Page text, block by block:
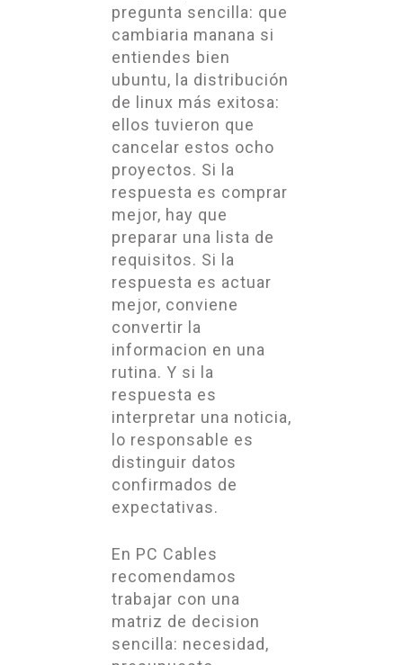
pregunta sencilla: que
cambiaria manana si
entiendes bien
ubuntu, la distribución
de linux más exitosa:
ellos tuvieron que
cancelar estos ocho
proyectos. Si la
respuesta es comprar
mejor, hay que
preparar una lista de
requisitos. Si la
respuesta es actuar
mejor, conviene
convertir la
informacion en una
rutina. Y si la
respuesta es
interpretar una noticia,
lo responsable es
distinguir datos
confirmados de
expectativas.
En PC Cables
recomendamos
trabajar con una
matriz de decision
sencilla: necesidad,